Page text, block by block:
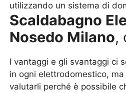
utilizzando un sistema di
Scaldabagno
Nosedo Milano,
I vantaggi e gli svantaggi ci
in ogni elettrodomestico,
valutarli perché è possibile